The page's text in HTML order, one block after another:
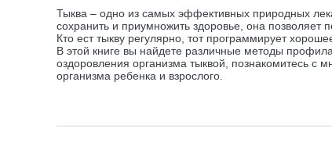
Тыква – одно из самых эффективных природных
сохранить и приумножить здоровье, она позволяет
Кто ест тыкву регулярно, тот программирует
В этой книге вы найдете различные методы
оздоровления организма тыквой, познакомитесь
организма ребенка и взрослого.